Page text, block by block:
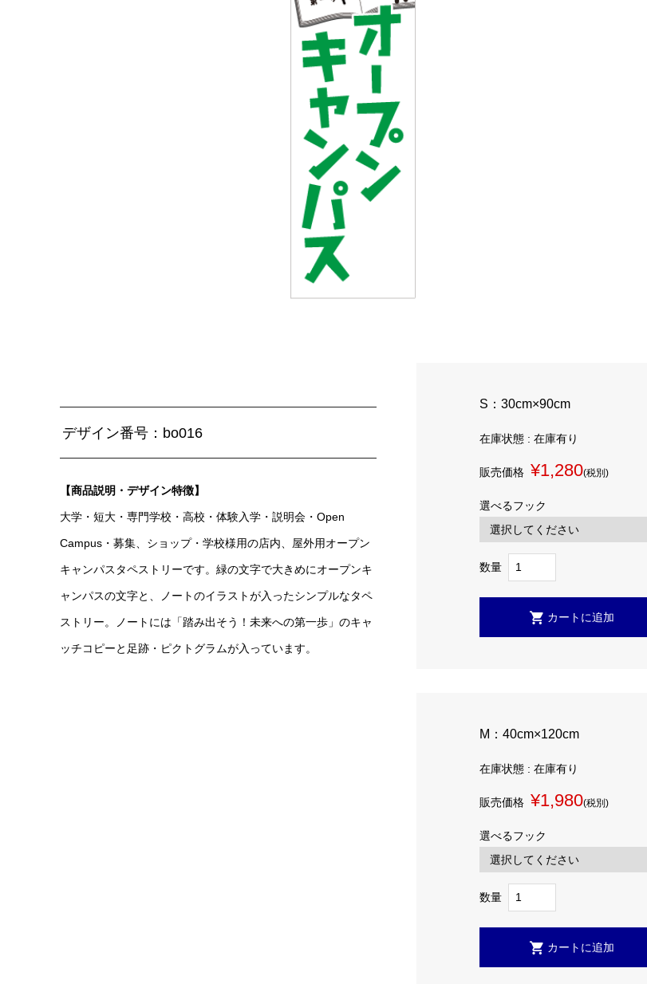
デザイン番号：bo016
【商品説明・デザイン特徴】
大学・短大・専門学校・高校・体験入学・説明会・Open
Campus・募集、ショップ・学校様用の店内、屋外用オープン
キャンパスタペストリーです。緑の文字で大きめにオープンキ
ャンパスの文字と、ノートのイラストが入ったシンプルなタペ
ストリー。ノートには「踏み出そう！未来への第一歩」のキャ
ッチコピーと足跡・ピクトグラムが入っています。
S：30cm×90cm
在庫状態 : 在庫有り
販売価格 ¥1,280(税別)
選べるフック
数量
M：40cm×120cm
在庫状態 : 在庫有り
販売価格 ¥1,980(税別)
選べるフック
数量